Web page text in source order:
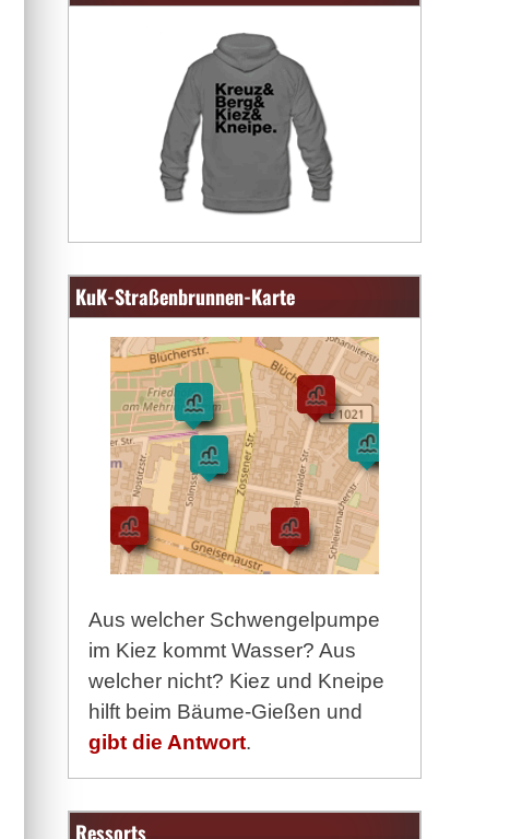
KuK-Straßenbrunnen-Karte
Aus welcher Schwengelpumpe
im Kiez kommt Wasser? Aus
welcher nicht? Kiez und Kneipe
hilft beim Bäume-Gießen und
gibt die Antwort.
Ressorts